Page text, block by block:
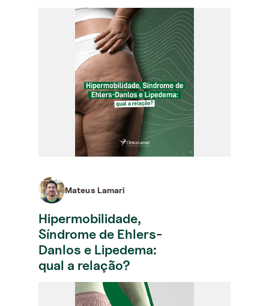
Mateus Lamari
Hipermobilidade,
Síndrome de Ehlers-
Danlos e Lipedema:
qual a relação?